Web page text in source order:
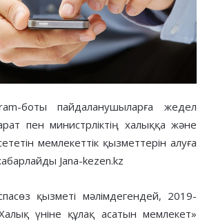
боты пайдаланушыларға жедел
пен министрліктің халыққа және
мемлекеттік қызметтерін алуға
Jana-kezen.kz
қызметі мәлімдегендей, 2019-
үніне құлақ асатын мемлекет»